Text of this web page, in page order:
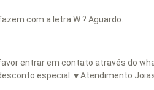
com a letra W ? Aguardo.
entrar em contato através do
especial. ♥ Atendimento